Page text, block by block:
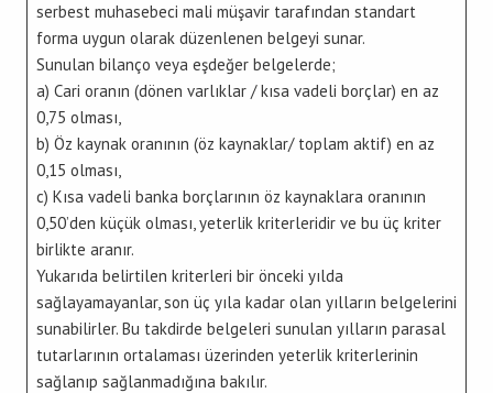
serbest muhasebeci mali müşavir tarafından standart
forma uygun olarak düzenlenen belgeyi sunar.
Sunulan bilanço veya eşdeğer belgelerde;
a) Cari oranın (dönen varlıklar / kısa vadeli borçlar) en az
0,75 olması,
b) Öz kaynak oranının (öz kaynaklar/ toplam aktif) en az
0,15 olması,
c) Kısa vadeli banka borçlarının öz kaynaklara oranının
0,50’den küçük olması, yeterlik kriterleridir ve bu üç kriter
birlikte aranır.
Yukarıda belirtilen kriterleri bir önceki yılda
sağlayamayanlar, son üç yıla kadar olan yılların belgelerini
sunabilirler. Bu takdirde belgeleri sunulan yılların parasal
tutarlarının ortalaması üzerinden yeterlik kriterlerinin
sağlanıp sağlanmadığına bakılır.